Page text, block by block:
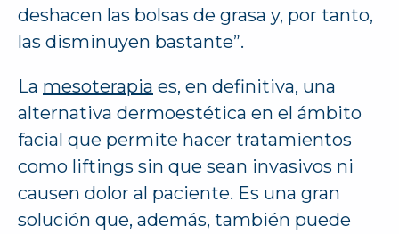
deshacen las bolsas de grasa y, por tanto,
las disminuyen bastante”.
La mesoterapia es, en definitiva, una
alternativa dermoestética en el ámbito
facial que permite hacer tratamientos
como liftings sin que sean invasivos ni
causen dolor al paciente. Es una gran
solución que, además, también puede